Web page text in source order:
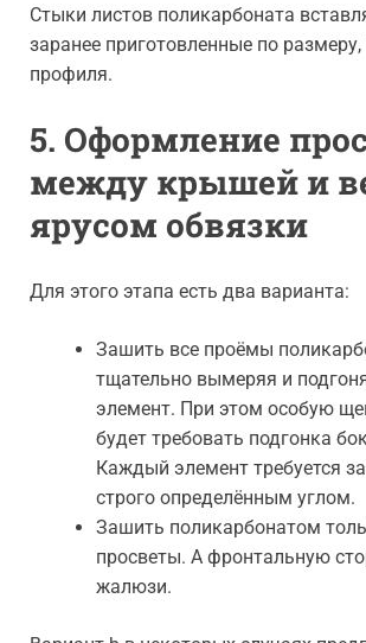
Стыки листов поликарбоната
заранее приготовленные по размеру,
профиля.
5. Оформление
между крышей и
ярусом обвязки
Для этого этапа есть два варианта:
Зашить все проёмы
тщательно вымеряя и
элемент. При этом особую
будет требовать подгонка
Каждый элемент требуется
строго определённым углом.
Зашить поликарбонатом
просветы. А фронтальную
жалюзи.